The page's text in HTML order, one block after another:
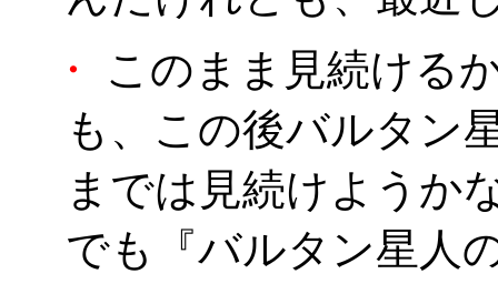
・
このまま見続ける
も、この後バルタン
までは見続けようか
でも『バルタン星人